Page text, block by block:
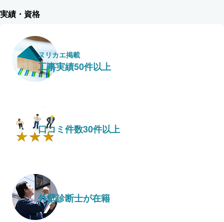
実績・資格
ヌリカエ掲載
工事実績50件以上
口コミ件数30件以上
外壁診断士が在籍